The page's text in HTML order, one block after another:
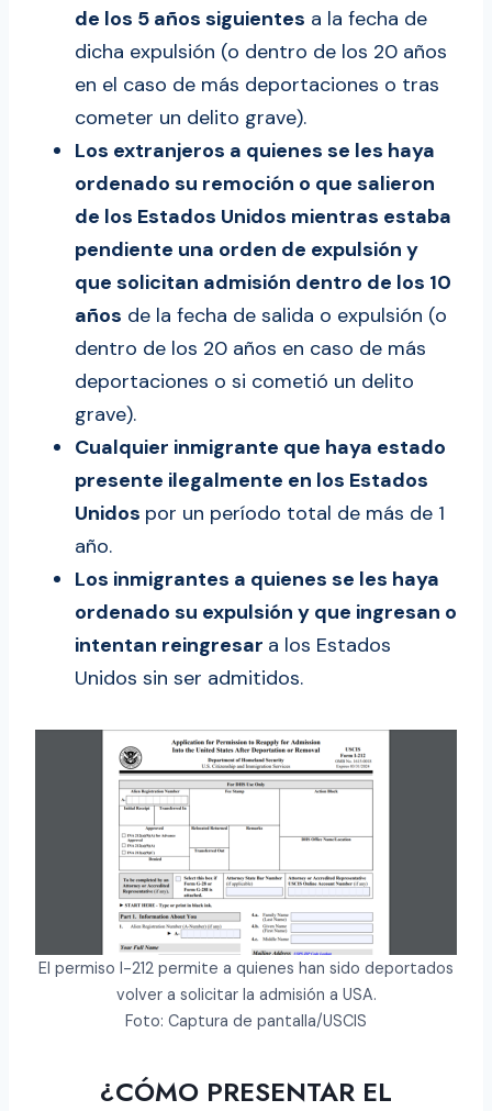
de los 5 años siguientes a la fecha de
dicha expulsión (o dentro de los 20 años
en el caso de más deportaciones o tras
cometer un delito grave).
Los extranjeros a quienes se les haya
ordenado su remoción o que salieron
de los Estados Unidos mientras estaba
pendiente una orden de expulsión y
que solicitan admisión dentro de los 10
años de la fecha de salida o expulsión (o
dentro de los 20 años en caso de más
deportaciones o si cometió un delito
grave).
Cualquier inmigrante que haya estado
presente ilegalmente en los Estados
Unidos por un período total de más de 1
año.
Los inmigrantes a quienes se les haya
ordenado su expulsión y que ingresan o
intentan reingresar a los Estados
Unidos sin ser admitidos.
El permiso I-212 permite a quienes han sido deportados
volver a solicitar la admisión a USA.
Foto: Captura de pantalla/USCIS
¿CÓMO PRESENTAR EL